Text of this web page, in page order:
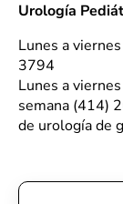
Urología
Lunes a
3794
Lunes a
semana (414)
de urología de